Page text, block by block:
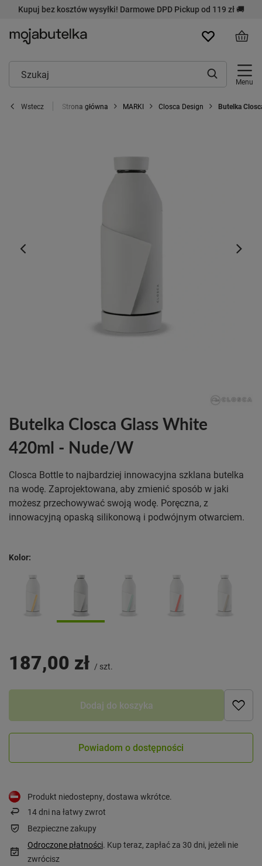
Kupuj bez kosztów wysyłki! Darmowe DPD Pickup od 119 zł 🚚
Menu
Wstecz Strona główna MARKI Closca Design Butelka
Butelka Closca Glass White
420ml - Nude/W
Closca Bottle to najbardziej innowacyjna szklana butelka
na wodę. Zaprojektowana, aby zmienić sposób w jaki
możesz przechowywać swoją wodę. Poręczna, z
innowacyjną opaską silikonową i podwójnym otwarciem.
Kolor
187,00 zł / szt.
Dodaj do koszyka
Powiadom o dostępności
Produkt niedostepny, dostawa wkrótce
14dni na łatwy zwrot
Bezpieczne zakupy
Odroczone płatności. Kup teraz, zapłać za 30 dni, jeżeli nie
zwrócisz